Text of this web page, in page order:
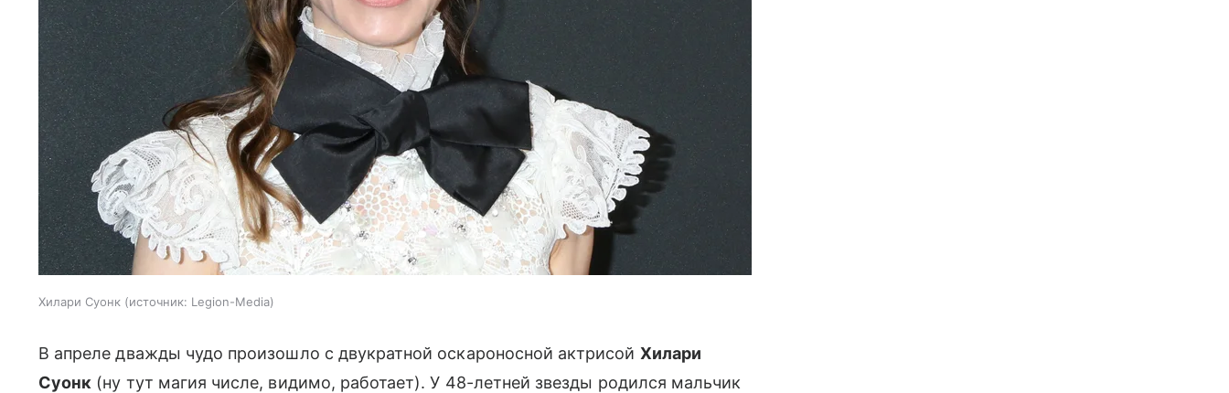
Хилари Суонк источник: Legion-Media
В апреле дважды чудо произошло с двукратной оскароносной актрисой Хилари
Суонк (ну тут магия числе, видимо, работает). У 48-летней звезды родился мальчик